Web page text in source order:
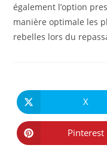
également l’option
manière optimale les
rebelles lors du
Ouvrir
dans
une
autre
fenêtre
X
Ouvrir
dans
Pinterest